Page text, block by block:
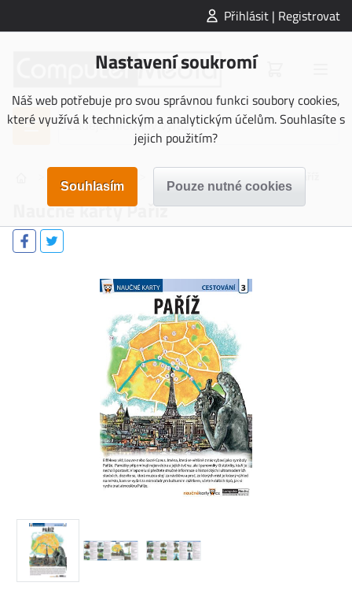
Přihlásit | Registrovat
Nastavení soukromí
Náš web potřebuje pro svou správnou funkci soubory cookies,
které využívá k technickým a analytickým účelům. Souhlasíte s
jejich použitím?
NAUČNÉ KARTY
Naučné karty Paříž